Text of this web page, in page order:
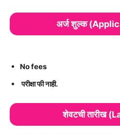
अर्ज शुल्क
No fees
परीक्षा फी नाही.
शेवटची तारीख